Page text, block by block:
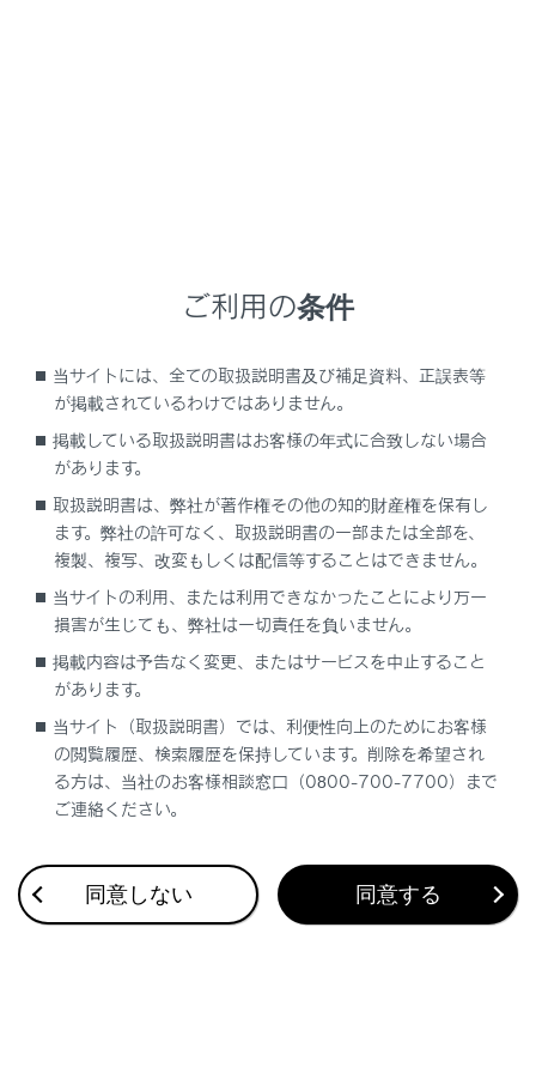
エアコンを快適にお使いいただくために、エアコンフィ
ルターを定期的に交換してください。
交換するには
合わせて見られているページ
ヒューズの点検・交換
駆動用電池冷却用吸入口の清掃
電子キーの電池交換
このページは役に立ちましたか？
ご利用の条件
当サイトには、全ての取扱説明書及び補足資料、正誤表等
が掲載されているわけではありません。
掲載している取扱説明書はお客様の年式に合致しない場合
があります。
取扱説明書は、弊社が著作権その他の知的財産権を保有し
ます。弊社の許可なく、取扱説明書の一部または全部を、
複製、複写、改変もしくは配信等することはできません。
当サイトの利用、または利用できなかったことにより万一
損害が生じても、弊社は一切責任を負いません。
掲載内容は予告なく変更、またはサービスを中止すること
があります。
当サイト（取扱説明書）では、利便性向上のためにお客様
の閲覧履歴、検索履歴を保持しています。削除を希望され
る方は、当社のお客様相談窓口（0800-700-7700）まで
ご連絡ください。
同意しない 同意する